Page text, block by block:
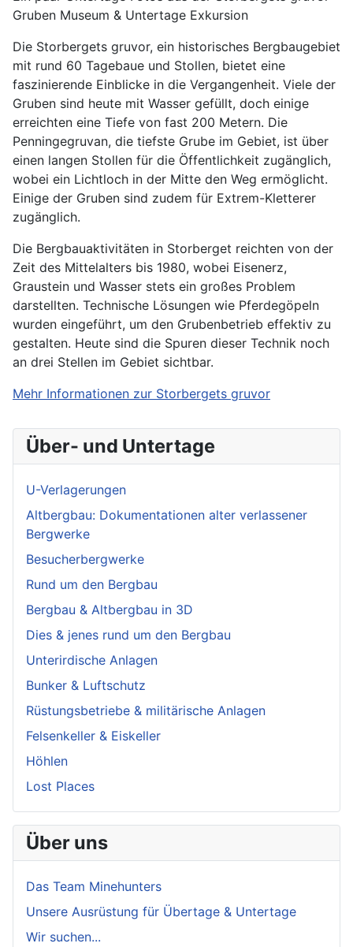
Gruben Museum & Untertage Exkursion
Die Storbergets gruvor, ein historisches Bergbaugebiet
mit rund 60 Tagebaue und Stollen, bietet eine
faszinierende Einblicke in die Vergangenheit. Viele der
Gruben sind heute mit Wasser gefüllt, doch einige
erreichten eine Tiefe von fast 200 Metern. Die
Penningegruvan, die tiefste Grube im Gebiet, ist über
einen langen Stollen für die Öffentlichkeit zugänglich,
wobei ein Lichtloch in der Mitte den Weg ermöglicht.
Einige der Gruben sind zudem für Extrem-Kletterer
zugänglich.
Die Bergbauaktivitäten in Storberget reichten von der
Zeit des Mittelalters bis 1980, wobei Eisenerz,
Graustein und Wasser stets ein großes Problem
darstellten. Technische Lösungen wie Pferdegöpeln
wurden eingeführt, um den Grubenbetrieb effektiv zu
gestalten. Heute sind die Spuren dieser Technik noch
an drei Stellen im Gebiet sichtbar.
Mehr Informationen zur Storbergets gruvor
Über- und Untertage
U-Verlagerungen
Altbergbau: Dokumentationen alter verlassener
Bergwerke
Besucherbergwerke
Rund um den Bergbau
Bergbau & Altbergbau in 3D
Dies & jenes rund um den Bergbau
Unterirdische Anlagen
Bunker & Luftschutz
Rüstungsbetriebe & militärische Anlagen
Felsenkeller & Eiskeller
Höhlen
Lost Places
Über uns
Das Team Minehunters
Unsere Ausrüstung für Übertage & Untertage
Wir suchen...